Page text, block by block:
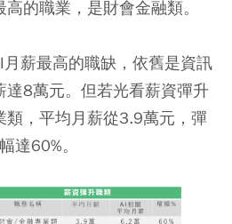
的職業，是財會金融類。
薪最高的職缺，依舊是資訊
達8萬元。但若光看薪資彈升
類，平均月薪從3.9萬元，彈
達60%。